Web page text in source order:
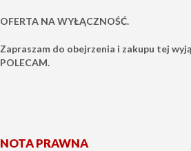
OFERTA NA WYŁĄCZNOŚĆ.
Zapraszam do obejrzenia i zakupu tej
POLECAM.
NOTA PRAWNA